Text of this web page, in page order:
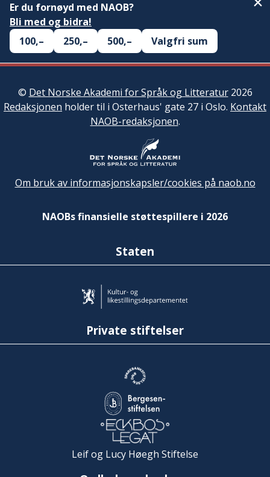
Er du fornøyd med NAOB?
Bli med og bidra!
100,–
250,– 500,– Valgfri sum
© Det Norske Akademi for Språk og Litteratur2026
Redaksjonen holder til i Osterhaus' gate 27 i Oslo. Kontakt
NAOB-redaksjonen.
Om bruk av informasjonskapsler/cookies på naob.no
NAOBs finansielle støttespillere i 2026
Staten
Private stiftelser
Leif og Lucy Høegh Stiftelse